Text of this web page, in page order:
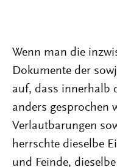
Wenn man die
Dokumente der
auf, dass innerhalb
anders gesprochen
Verlautbarungen
herrschte dieselbe
und Feinde,